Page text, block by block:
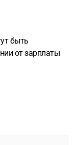
быть
от зарплаты